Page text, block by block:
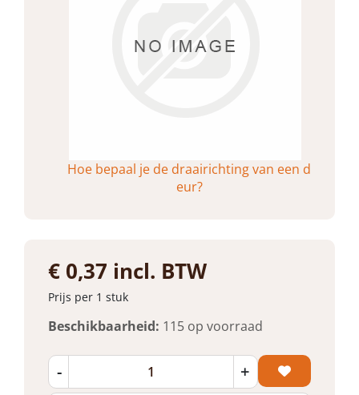
Hoe bepaal je de draairichting van een d
eur?
€ 0,37 incl. BTW
Prijs per 1 stuk
Beschikbaarheid: 115 op voorraad
- +